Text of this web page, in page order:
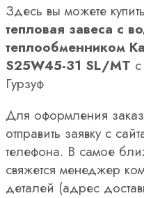
Здесь вы можете купить
тепловая завеса с
теплообменником
S25W45-31 SL/MT
Гурзуф
Для оформления
отправить заявку с
телефона. В самое
свяжется менеджер
деталей (адрес